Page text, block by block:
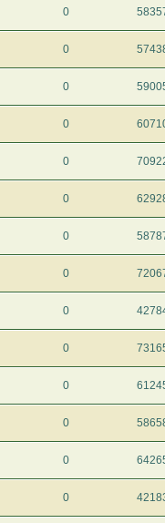
0
0
0
0
0
0
0
0
0
0
0
0
0
0